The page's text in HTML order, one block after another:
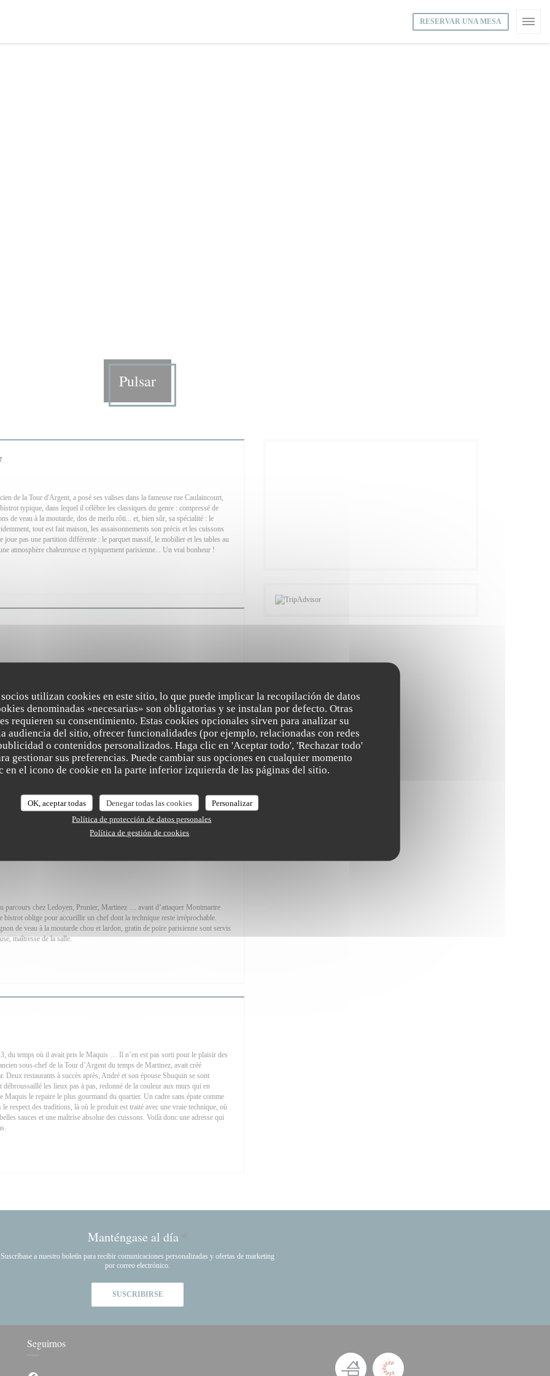
utilizan cookies en este sitio, lo que puede implicar la recopilación de datos
denominadas «necesarias» son obligatorias y se instalan por defecto. Otras
requieren su consentimiento. Estas cookies opcionales sirven para analizar su
audiencia del sitio, ofrecer funcionalidades (por ejemplo, relacionadas con redes
o contenidos personalizados. Haga clic en 'Aceptar todo', 'Rechazar todo'
gestionar sus preferencias. Puede cambiar sus opciones en cualquier momento
en el icono de cookie en la parte inferior izquierda de las páginas del sitio.
OK, aceptar todas Denegar todas las cookies
Personalizar
Política de protección de datos personales
Política de gestión de cookies
RESERVAR UNA MESA
Pulsar
de la Tour d'Argent, a posé ses valises dans la fameuse rue Caulaincourt,
typique, dans lequel il célèbre les classiques du genre : compressé de
de veau à la moutarde, dos de merlu rôti... et, bien sûr, sa spécialité : le
tout est fait maison, les assaisonnements son précis et les cuissons
joue pas une partition différente : le parquet massif, le mobilier et les tables au
atmosphère chaleureuse et typiquement parisienne... Un vrai bonheur !
NUEVA VENTANA))
où se côtoyaient nombre de personnalités aussi fantasques que pittoresques,
mais également les fameux Apaches, voyous parisiens de la fin du 19e siècle.
aussi été le nom d’un restaurant de la rue Caulaincourt, créé en 1980 et connu
favoris des montmartrois. Le chef André Le Letty habite depuis plus de 20
bien le lieu et quand, en 2013, l’opportunité de le reprendre s’offre à lui, il la
aujourd’hui réputé comme l’une des meilleures tables de la Butte. ...
parcours chez Ledoyen, Prunier, Martinez … avant d’attaquer Montmartre
bistrot oblige pour accueillir un chef dont la technique reste irréprochable.
de veau à la moutarde chou et lardon, gratin de poire parisienne sont servis
maîtresse de la salle.
NUEVA VENTANA))
du temps où il avait pris le Maquis … Il n’en est pas sorti pour le plaisir des
sous-chef de la Tour d’Argent du temps de Martinez, avait créé
Deux restaurants à succès après, André et son épouse Shuquin se sont
débroussaillé les lieux pas à pas, redonné de la couleur aux murs qui en
Maquis le repaire le plus gourmand du quartier. Un cadre sans épate comme
respect des traditions, là où le produit est traité avec une vraie technique, où
sauces et une maîtrise absolue des cuissons. Voilà donc une adresse qui
NUEVA VENTANA))
Manténgase al día *
Suscríbase a nuestro boletín para recibir comunicaciones personalizadas y ofertas de marketing
por correo electrónico.
SUSCRIBIRSE
Seguirnos